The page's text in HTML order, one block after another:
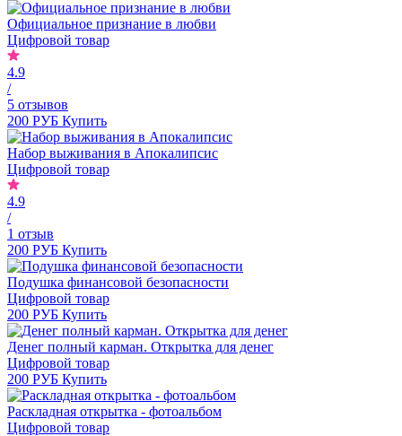
Официальное признание в любви
Цифровой товар
4.9
/
5 отзывов
200 РУБ Купить
Набор выживания в Апокалипсис
Цифровой товар
4.9
/
1 отзыв
200 РУБ Купить
Подушка финансовой безопасности
Цифровой товар
200 РУБ Купить
Денег полный карман. Открытка для денег
Цифровой товар
200 РУБ Купить
Раскладная открытка - фотоальбом
Цифровой товар